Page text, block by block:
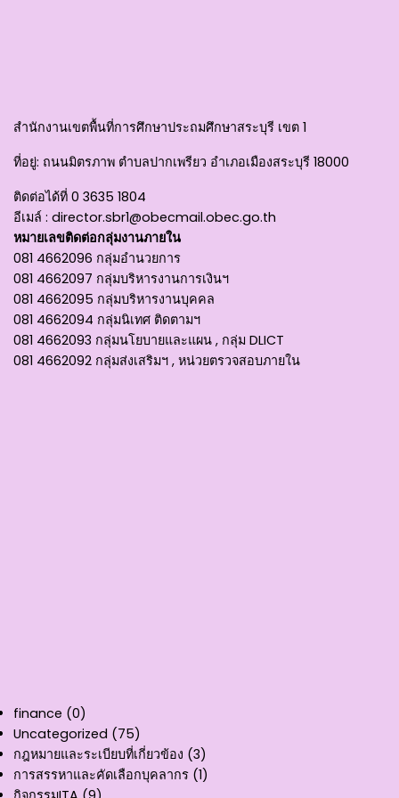
สำนักงานเขตพื้นที่การศึกษาประถมศึกษาสระบุรี เขต 1
ที่อยู่: ถนนมิตรภาพ ตำบลปากเพรียว อำเภอเมืองสระบุรี 18000
ติดต่อได้ที่ 0 3635 1804
อีเมล์ : director.sbr1@obecmail.obec.go.th
หมายเลขติดต่อกลุ่มงานภายใน
081 4662096 กลุ่มอำนวยการ
081 4662097 กลุ่มบริหารงานการเงินฯ
081 4662095 กลุ่มบริหารงานบุคคล
081 4662094 กลุ่มนิเทศ ติดตามฯ
081 4662093 กลุ่มนโยบายและแผน , กลุ่ม DLICT
081 4662092 กลุ่มส่งเสริมฯ , หน่วยตรวจสอบภายใน
finance (0)
Uncategorized (75)
กฎหมายและระเบียบที่เกี่ยวข้อง (3)
การสรรหาและคัดเลือกบุคลากร (1)